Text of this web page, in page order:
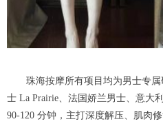
珠海按摩所有项目均为男士专属
士 La Prairie、法国娇兰男士、意大
90-120 分钟，主打深度解压、肌肉